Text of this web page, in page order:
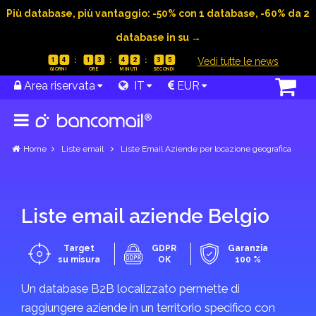
Più database, più vantaggio: -50% con 1 database, -60% da 2
database in su →
1 4 1 3 4 2 3 5 Vedi tutte le news
Area riservata IT EUR
Home Liste email Liste Email Aziende per locazione geografica
Liste email aziende Belgio
Target
su misura
GDPR
OK
Garanzia
100 %
Un database B2B localizzato permette di
raggiungere aziende in un territorio specifico con
Argentina
Mostra
categorie
Austria